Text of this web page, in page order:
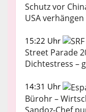
Schutz vor
USA verhängen
15:22 Uhr
Street Parade
Dichtestress –
14:31 Uhr
Bürohr –